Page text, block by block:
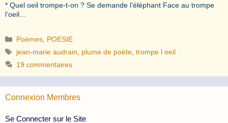
* Quel oeil trompe-t-on ? Se demande l’éléphant Face au trompe
l’oeil…
Catégories
Poèmes POESIE
Étiquettes
jean-marie audrain plume de poète ,trompe l oeil
19 commentaires
Connexion Membres
Se Connecter sur le Site